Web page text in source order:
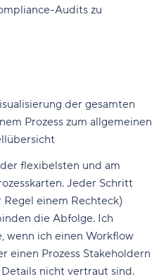
Audits zu
der gesamten
Prozess zum allgemeinen
flexibelsten und am
Jeder Schritt
einem Rechteck)
die Abfolge. Ich
wenn ich einen Workflow
einen Prozess Stakeholdern
nicht vertraut sind.